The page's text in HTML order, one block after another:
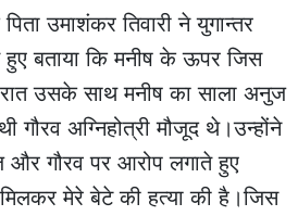
उमाशंकर तिवारी ने युगान्तर
हुए बताया कि मनीष के ऊपर जिस
उसके साथ मनीष का साला अनुज
गौरव अग्निहोत्री मौजूद थे।उन्होंने
गौरव पर आरोप लगाते हुए
मिलकर मेरे बेटे की हत्या की है।जिस